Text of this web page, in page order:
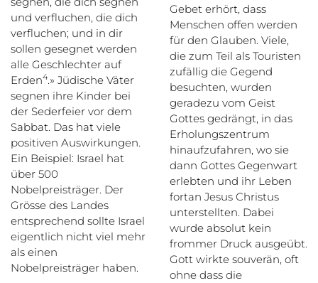
und verfluchen, die dich
verfluchen; und in dir
sollen gesegnet werden
alle Geschlechter auf
Erden4.» Jüdische Väter
segnen ihre Kinder bei
der Sederfeier vor dem
Sabbat. Das hat viele
positiven Auswirkungen.
Ein Beispiel: Israel hat
über 500
Nobelpreisträger. Der
Grösse des Landes
entsprechend sollte Israel
eigentlich nicht viel mehr
als einen
Nobelpreisträger haben.
Gebet erhört, dass
Menschen offen werden
für den Glauben. Viele,
die zum Teil als Touristen
zufällig die Gegend
besuchten, wurden
geradezu vom Geist
Gottes gedrängt, in das
Erholungszentrum
hinaufzufahren, wo sie
dann Gottes Gegenwart
erlebten und ihr Leben
fortan Jesus Christus
unterstellten. Dabei
wurde absolut kein
frommer Druck ausgeübt.
Gott wirkte souverän, oft
ohne dass die